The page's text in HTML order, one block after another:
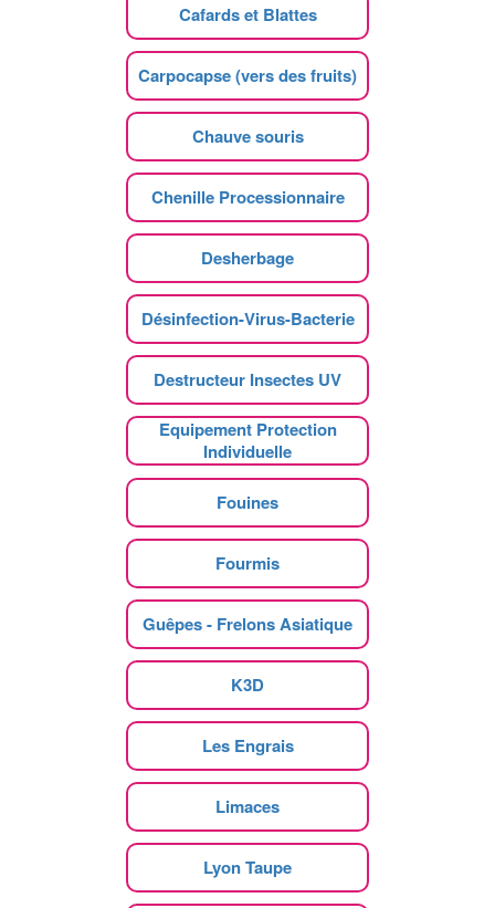
Cafards et Blattes
Carpocapse (vers des fruits)
Chauve souris
Chenille Processionnaire
Desherbage
Désinfection-Virus-Bacterie
Destructeur Insectes UV
Equipement Protection
Individuelle
Fouines
Fourmis
Guêpes - Frelons Asiatique
K3D
Les Engrais
Limaces
Lyon Taupe